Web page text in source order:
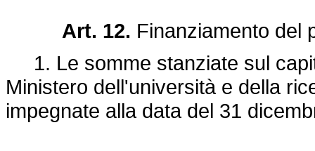
Art. 12. Finanziamento del
1. Le somme stanziate sul
Ministero dell'università e della
impegnate alla data del 31